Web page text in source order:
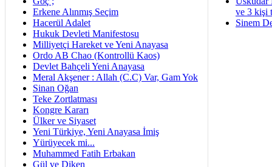
Erkene Alınmış Seçim
Hacerül Adalet
Hukuk Devleti Manifestosu
Milliyetçi Hareket ve Yeni Anayasa
Ordo AB Chao (Kontrollü Kaos)
Devlet Bahçeli Yeni Anayasa
Meral Akşener : Allah (C.C) Var, Gam Yok
Sinan Oğan
Teke Zortlatması
Kongre Kararı
Ülker ve Siyaset
Yeni Türkiye, Yeni Anayasa İmiş
Yürüyecek mi...
Muhammed Fatih Erbakan
Gül ve Diken
ve 3 kişi
Sinem